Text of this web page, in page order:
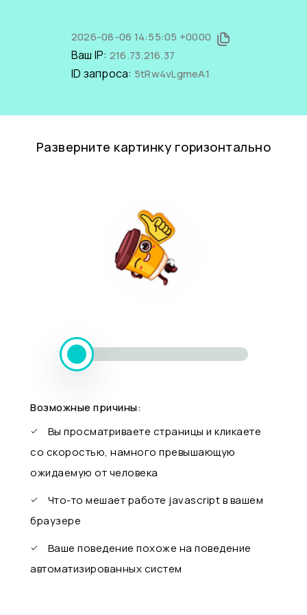
2026-08-06 14:55:05 +0000
Ваш IP: 216.73.216.37
ID запроса: 5tRw4vLgmeA1
Разверните картинку горизонтально
Возможные причины:
Вы просматриваете страницы и кликаете
со скоростью, намного превышающую
ожидаемую от человека
Что-то мешает работе javascript в вашем
браузере
Ваше поведение похоже на поведение
автоматизированных систем